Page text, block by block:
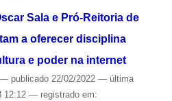
Sala e Pró-Reitoria de
a oferecer disciplina
e poder na internet
— publicado22/02/2022 — última
12:12 — registrado em: